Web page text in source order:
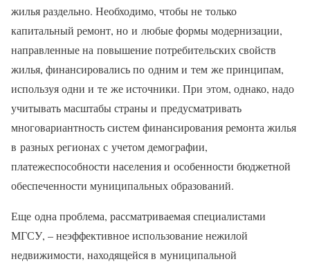
жилья раздельно. Необходимо, чтобы не только
капитальный ремонт, но и любые формы модернизации,
направленные на повышение потребительских свойств
жилья, финансировались по одним и тем же принципам,
используя одни и те же источники. При этом, однако, надо
учитывать масштабы страны и предусматривать
многовариантность систем финансирования ремонта жилья
в разных регионах с учетом демографии,
платежеспособности населения и особенности бюджетной
обеспеченности муниципальных образований.
Еще одна проблема, рассматриваемая специалистами
МГСУ, – неэффективное использование нежилой
недвижимости, находящейся в муниципальной